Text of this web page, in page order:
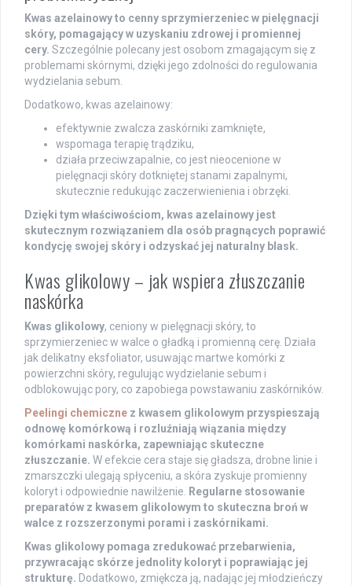
Kwas azelainowy to cenny sprzymierzeniec w pielęgnacji
skóry, pomagający w uzyskaniu zdrowej i promiennej
cery. Szczególnie polecany jest osobom zmagającym się z
problemami skórnymi, dzięki jego zdolności do regulowania
wydzielania sebum.
Dodatkowo, kwas azelainowy:
efektywnie zwalcza zaskórniki zamknięte,
wspomaga terapię trądziku,
działa przeciwzapalnie, co jest nieocenione w
pielęgnacji skóry dotkniętej stanami zapalnymi,
skutecznie redukując zaczerwienienia i obrzęki.
Dzięki tym właściwościom, kwas azelainowy jest
skutecznym rozwiązaniem dla osób pragnących poprawić
kondycję swojej skóry i odzyskać jej naturalny blask.
Kwas glikolowy – jak wspiera złuszczanie
naskórka
Kwas glikolowy, ceniony w pielęgnacji skóry, to
sprzymierzeniec w walce o gładką i promienną cerę. Działa
jak delikatny eksfoliator, usuwając martwe komórki z
powierzchni skóry, regulując wydzielanie sebum i
odblokowując pory, co zapobiega powstawaniu zaskórników.
Peelingi chemiczne z kwasem glikolowym przyspieszają
odnowę komórkową i rozluźniają wiązania między
komórkami naskórka, zapewniając skuteczne
złuszczanie. W efekcie cera staje się gładsza, drobne linie i
zmarszczki ulegają spłyceniu, a skóra zyskuje promienny
koloryt i odpowiednie nawilżenie.
Regularne stosowanie
preparatów z kwasem glikolowym to skuteczna broń w
walce z rozszerzonymi porami i zaskórnikami.
Kwas glikolowy pomaga zredukować przebarwienia,
przywracając skórze jednolity koloryt i poprawiając jej
strukturę. Dodatkowo, zmiękcza ją, nadając jej młodzieńczy